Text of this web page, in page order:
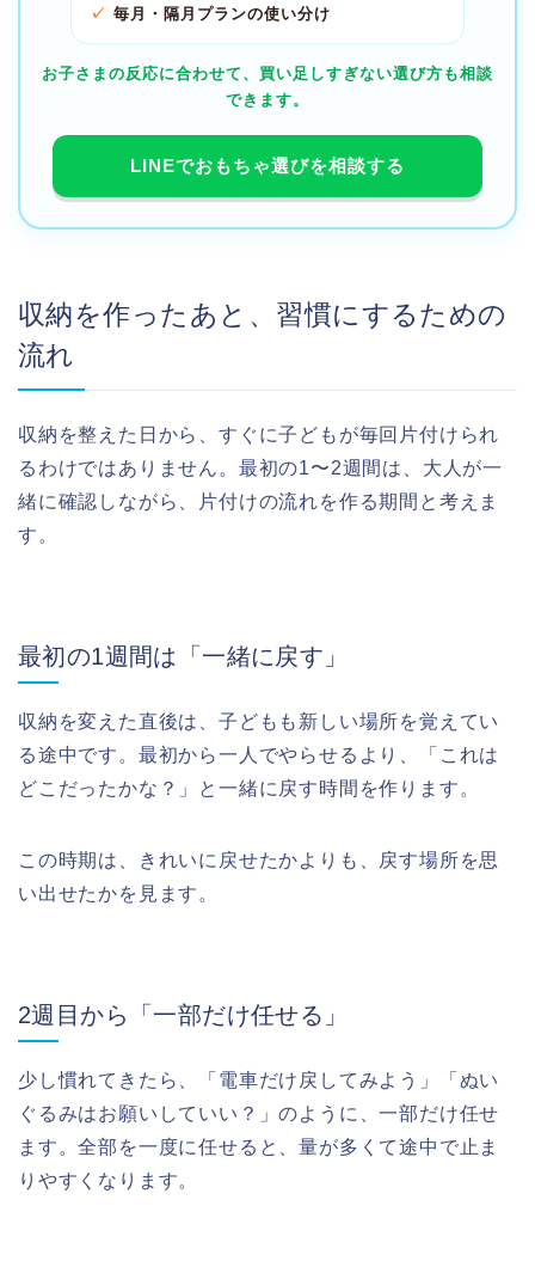
毎月・隔月プランの使い分け
お子さまの反応に合わせて、買い足しすぎない選び方も相談
できます。
LINEでおもちゃ選びを相談する
収納を作ったあと、習慣にするための
流れ
収納を整えた日から、すぐに子どもが毎回片付けられ
るわけではありません。最初の1〜2週間は、大人が一
緒に確認しながら、片付けの流れを作る期間と考えま
す。
最初の1週間は「一緒に戻す」
収納を変えた直後は、子どもも新しい場所を覚えてい
る途中です。最初から一人でやらせるより、「これは
どこだったかな？」と一緒に戻す時間を作ります。
この時期は、きれいに戻せたかよりも、戻す場所を思
い出せたかを見ます。
2週目から「一部だけ任せる」
少し慣れてきたら、「電車だけ戻してみよう」「ぬい
ぐるみはお願いしていい？」のように、一部だけ任せ
ます。全部を一度に任せると、量が多くて途中で止ま
りやすくなります。